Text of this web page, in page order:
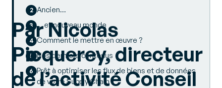
Par Nicolas
Picquerey,directeur
de l’activité Conseil
Ancien…
… et nouveau monde
Comment le mettre en œuvre ?
Nos derniers contenus
Prêt à optimiser les flux de biens et de données
de votre Supply Chain ?